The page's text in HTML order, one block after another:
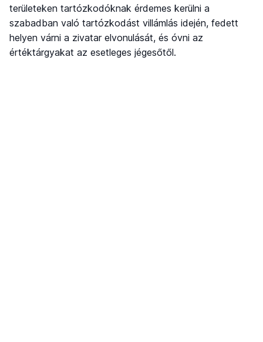
területeken tartózkodóknak érdemes kerülni a
szabadban való tartózkodást villámlás idején, fedett
helyen várni a zivatar elvonulását, és óvni az
értéktárgyakat az esetleges jégesőtől.